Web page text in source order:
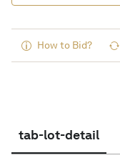
How to Bid?
tab-lot-detail